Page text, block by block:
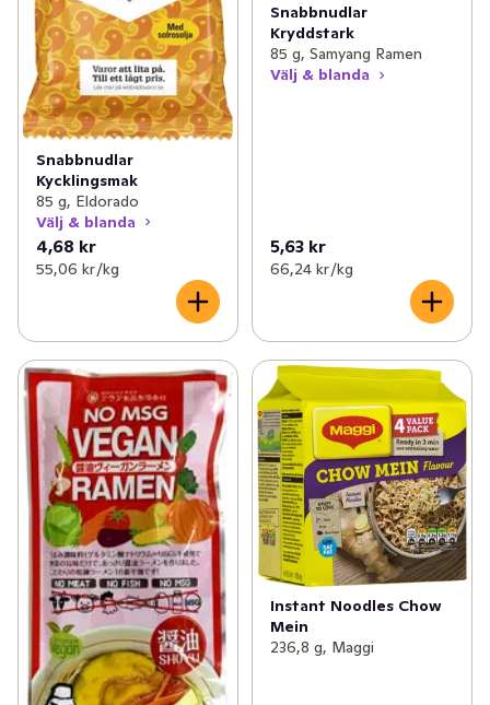
Snabbnudlar
Kycklingsmak
85 g, Eldorado
Välj & blanda
4,68 kr
55,06 kr /kg
Snabbnudlar
Kryddstark
85 g, Samyang Ramen
Välj & blanda
5,63 kr
66,24 kr /kg
Instant Noodles Chow
Mein
236,8 g, Maggi